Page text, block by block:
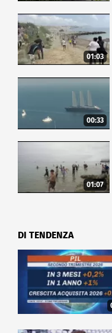
01:03
00:33
01:07
DI TENDENZA